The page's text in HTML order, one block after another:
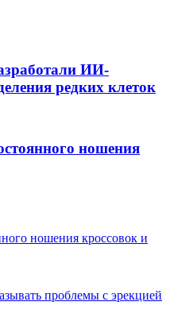
ИИ-
редких клеток
ношения
ношения кроссовок и
проблемы с эрекцией